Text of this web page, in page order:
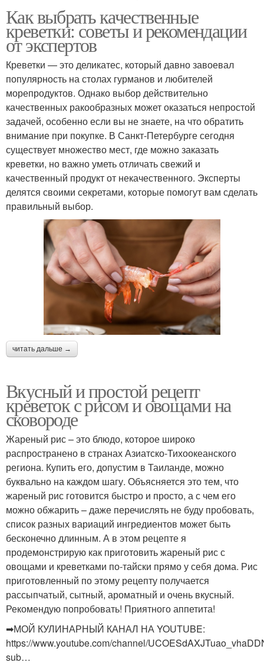
Как выбрать качественные
креветки: советы и рекомендации
от экспертов
Креветки — это деликатес, который давно завоевал
популярность на столах гурманов и любителей
морепродуктов. Однако выбор действительно
качественных ракообразных может оказаться непростой
задачей, особенно если вы не знаете, на что обратить
внимание при покупке. В Санкт-Петербурге сегодня
существует множество мест, где можно заказать
креветки, но важно уметь отличать свежий и
качественный продукт от некачественного. Эксперты
делятся своими секретами, которые помогут вам сделать
правильный выбор.
читать дальше →
Вкусный и простой рецепт
креветок с рисом и овощами на
сковороде
Жареный рис – это блюдо, которое широко
распространено в странах Азиатско-Тихоокеанского
региона. Купить его, допустим в Таиланде, можно
буквально на каждом шагу. Объясняется это тем, что
жареный рис готовится быстро и просто, а с чем его
можно обжарить – даже перечислять не буду пробовать,
список разных вариаций ингредиентов может быть
бесконечно длинным. А в этом рецепте я
продемонстрирую как приготовить жареный рис с
овощами и креветками по-тайски прямо у себя дома. Рис
приготовленный по этому рецепту получается
рассыпчатый, сытный, ароматный и очень вкусный.
Рекомендую попробовать! Приятного аппетита!
➡МОЙ КУЛИНАРНЫЙ КАНАЛ НА YOUTUBE:
https://www.youtube.com/channel/
sub…